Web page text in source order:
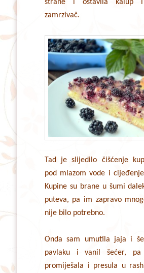
strane i ostavila kalup
zamrzivač.
Tad je slijedilo čišćenje
pod mlazom vode i
Kupine su brane u šumi
puteva, pa im zapravo
nije bilo potrebno.
Onda sam umutila jaja i
pavlaku i vanil šećer,
promiješala i presula u